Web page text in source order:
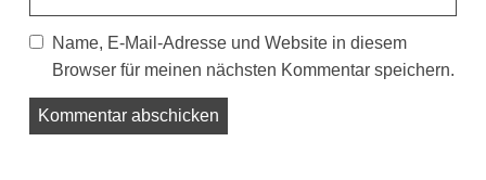
Name, E-Mail-Adresse und Website in diesem
Browser für meinen nächsten Kommentar speichern.